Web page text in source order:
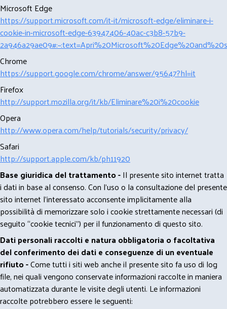
Microsoft Edge
https://support.microsoft.com/it-it/microsoft-edge/eliminare-i-
cookie-in-microsoft-edge-63947406-40ac-c3b8-57b9-
Chrome
https://support.google.com/chrome/answer/95647?hl=it
Firefox
http://support.mozilla.org/it/kb/Eliminare%20i%20cookie
Opera
http://www.opera.com/help/tutorials/security/privacy/
Safari
http://support.apple.com/kb/ph11920
Base giuridica del trattamento -Il presente sito internet tratta
i dati in base al consenso. Con l'uso o la consultazione del presente
sito internet l’interessato acconsente implicitamente alla
possibilità di memorizzare solo i cookie strettamente necessari (di
seguito “cookie tecnici”) per il funzionamento di questo sito.
Dati personali raccolti e natura obbligatoria o facoltativa
del conferimento dei dati e conseguenze di un eventuale
rifiuto -Come tutti i siti web anche il presente sito fa uso di log
file, nei quali vengono conservate informazioni raccolte in maniera
automatizzata durante le visite degli utenti. Le informazioni
raccolte potrebbero essere le seguenti: